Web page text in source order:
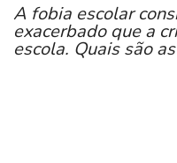
A fobia escolar
exacerbado que a
escola. Quais são